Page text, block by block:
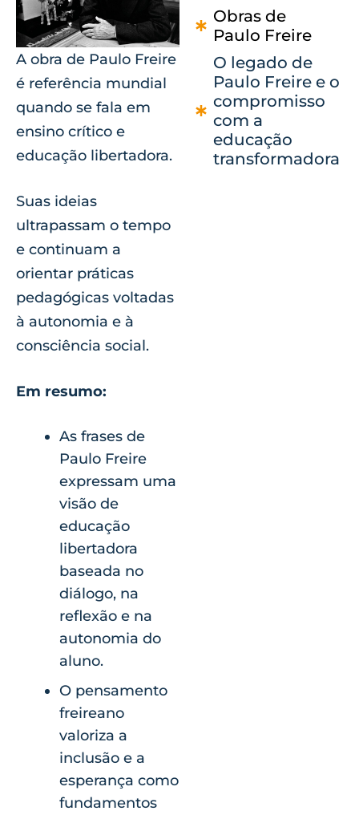
A obra de Paulo Freire
é referência mundial
quando se fala em
ensino crítico e
educação libertadora.
Suas ideias
ultrapassam o tempo
e continuam a
orientar práticas
pedagógicas voltadas
à autonomia e à
consciência social.
Em resumo:
As frases de
Paulo Freire
expressam uma
visão de
educação
libertadora
baseada no
diálogo, na
reflexão e na
autonomia do
aluno.
O pensamento
freireano
valoriza a
inclusão e a
esperança como
fundamentos
Obras de
Paulo Freire
O legado de
Paulo Freire e o
compromisso
com a
educação
transformadora